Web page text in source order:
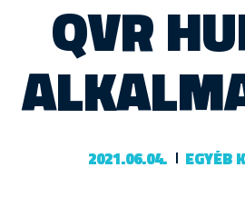
QVR
2021.06.04. EGYÉB